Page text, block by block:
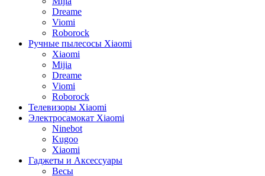
Dreame
Viomi
Roborock
Ручные пылесосы Xiaomi
Xiaomi
Mijia
Dreame
Viomi
Roborock
Телевизоры Xiaomi
Электросамокат Xiaomi
Ninebot
Kugoo
Xiaomi
Гаджеты и Аксессуары
Весы